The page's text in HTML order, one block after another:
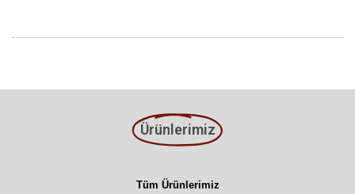
Ürünlerimiz
Tüm Ürünlerimiz